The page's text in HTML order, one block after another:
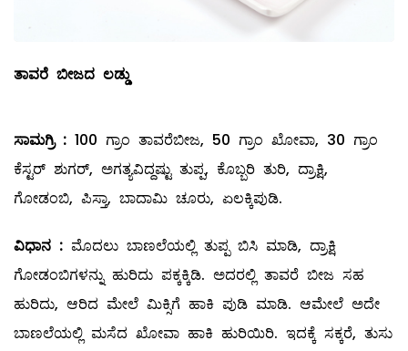
ತಾವರೆ ಬೀಜದ ಲಡ್ಡು
ಸಾಮಗ್ರಿ: 100 ಗ್ರಾಂ ತಾವರೆಬೀಜ, 50 ಗ್ರಾಂ ಖೋವಾ, 30 ಗ್ರಾಂ
ಕೆಸ್ಟರ್‌ ಶುಗರ್‌, ಅಗತ್ಯವಿದ್ದಷ್ಟು ತುಪ್ಪ, ಕೊಬ್ಬರಿ ತುರಿ, ದ್ರಾಕ್ಷಿ,
ಗೋಡಂಬಿ, ಪಿಸ್ತಾ, ಬಾದಾಮಿ ಚೂರು, ಏಲಕ್ಕಿಪುಡಿ.
ವಿಧಾನ : ಮೊದಲು ಬಾಣಲೆಯಲ್ಲಿ ತುಪ್ಪ ಬಿಸಿ ಮಾಡಿ, ದ್ರಾಕ್ಷಿ
ಗೋಡಂಬಿಗಳನ್ನು ಹುರಿದು ಪಕ್ಕಕ್ಕಿಡಿ. ಅದರಲ್ಲಿ ತಾವರೆ ಬೀಜ ಸಹ
ಹುರಿದು, ಆರಿದ ಮೇಲೆ ಮಿಕ್ಸಿಗೆ ಹಾಕಿ ಪುಡಿ ಮಾಡಿ. ಆಮೇಲೆ ಅದೇ
ಬಾಣಲೆಯಲ್ಲಿ ಮಸೆದ ಖೋವಾ ಹಾಕಿ ಹುರಿಯಿರಿ. ಇದಕ್ಕೆ ಸಕ್ಕರೆ, ತುಸು